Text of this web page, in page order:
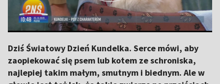
Dziś Światowy Dzień Kundelka. Serce mówi, aby
zaopiekować się psem lub kotem ze schroniska,
najlepiej takim małym, smutnym i biednym. Ale w